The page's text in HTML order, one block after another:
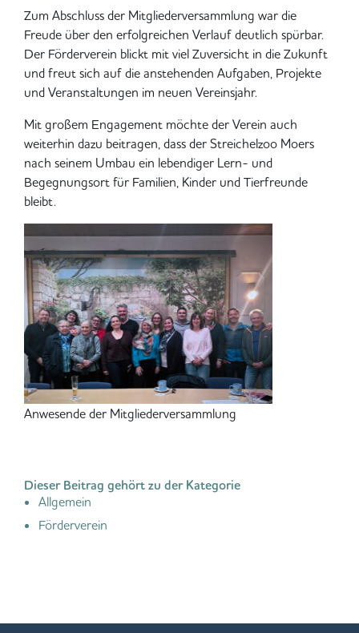
Zum Abschluss der Mitgliederversammlung war die
Freude über den erfolgreichen Verlauf deutlich spürbar.
Der Förderverein blickt mit viel Zuversicht in die Zukunft
und freut sich auf die anstehenden Aufgaben, Projekte
und Veranstaltungen im neuen Vereinsjahr.
Mit großem Engagement möchte der Verein auch
weiterhin dazu beitragen, dass der Streichelzoo Moers
nach seinem Umbau ein lebendiger Lern- und
Begegnungsort für Familien, Kinder und Tierfreunde
bleibt.
Anwesende der Mitgliederversammlung
Dieser Beitrag gehört zu der Kategorie
Allgemein
Förderverein